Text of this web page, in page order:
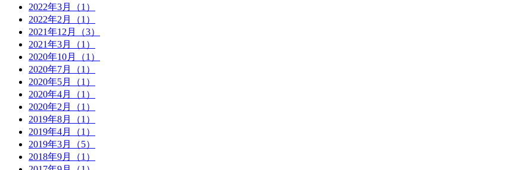
2022年3月（1）
2022年2月（1）
2021年12月（3）
2021年3月（1）
2020年10月（1）
2020年7月（1）
2020年5月（1）
2020年4月（1）
2020年2月（1）
2019年8月（1）
2019年4月（1）
2019年3月（5）
2018年9月（1）